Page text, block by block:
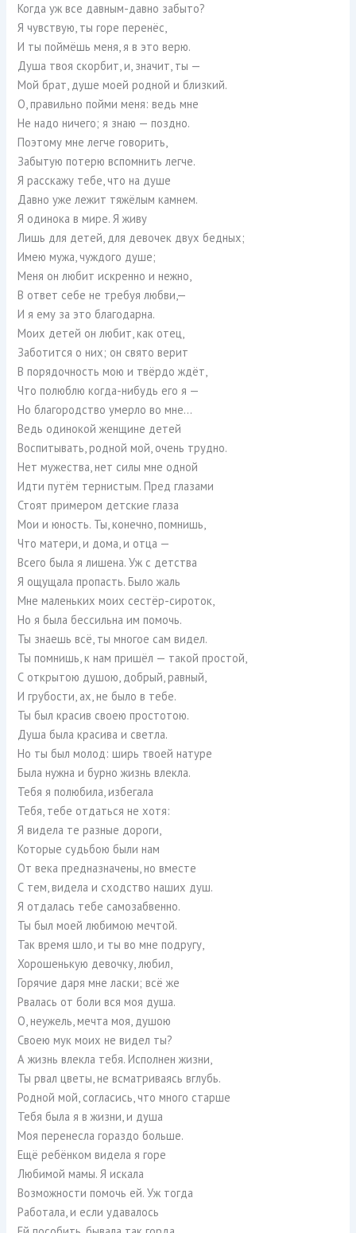
Когда уж все давным-давно забыто?
Я чувствую, ты горе перенёс,
И ты поймёшь меня, я в это верю.
Душа твоя скорбит, и, значит, ты —
Мой брат, душе моей родной и близкий.
О, правильно пойми меня: ведь мне
Не надо ничего; я знаю — поздно.
Поэтому мне легче говорить,
Забытую потерю вспомнить легче.
Я расскажу тебе, что на душе
Давно уже лежит тяжёлым камнем.
Я одинока в мире. Я живу
Лишь для детей, для девочек двух бедных;
Имею мужа, чуждого душе;
Меня он любит искренно и нежно,
В ответ себе не требуя любви,—
И я ему за это благодарна.
Моих детей он любит, как отец,
Заботится о них; он свято верит
В порядочность мою и твёрдо ждёт,
Что полюблю когда-нибудь его я —
Но благородство умерло во мне…
Ведь одинокой женщине детей
Воспитывать, родной мой, очень трудно.
Нет мужества, нет силы мне одной
Идти путём тернистым. Пред глазами
Стоят примером детские глаза
Мои и юность. Ты, конечно, помнишь,
Что матери, и дома, и отца —
Всего была я лишена. Уж с детства
Я ощущала пропасть. Было жаль
Мне маленьких моих сестёр-сироток,
Но я была бессильна им помочь.
Ты знаешь всё, ты многое сам видел.
Ты помнишь, к нам пришёл — такой простой,
С открытою душою, добрый, равный,
И грубости, ах, не было в тебе.
Ты был красив своею простотою.
Душа была красива и светла.
Но ты был молод: ширь твоей натуре
Была нужна и бурно жизнь влекла.
Тебя я полюбила, избегала
Тебя, тебе отдаться не хотя:
Я видела те разные дороги,
Которые судьбою были нам
От века предназначены, но вместе
С тем, видела и сходство наших душ.
Я отдалась тебе самозабвенно.
Ты был моей любимою мечтой.
Так время шло, и ты во мне подругу,
Хорошенькую девочку, любил,
Горячие даря мне ласки; всё же
Рвалась от боли вся моя душа.
О, неужель, мечта моя, душою
Своею мук моих не видел ты?
А жизнь влекла тебя. Исполнен жизни,
Ты рвал цветы, не всматриваясь вглубь.
Родной мой, согласись, что много старше
Тебя была я в жизни, и душа
Моя перенесла гораздо больше.
Ещё ребёнком видела я горе
Любимой мамы. Я искала
Возможности помочь ей. Уж тогда
Работала, и если удавалось